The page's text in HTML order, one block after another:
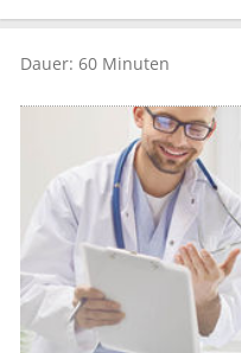
Dauer: 60 Minuten